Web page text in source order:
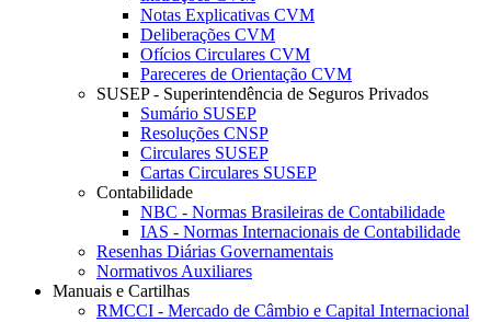
Notas Explicativas CVM
Deliberações CVM
Ofícios Circulares CVM
Pareceres de Orientação CVM
SUSEP - Superintendência de Seguros Privados
Sumário SUSEP
Resoluções CNSP
Circulares SUSEP
Cartas Circulares SUSEP
Contabilidade
NBC - Normas Brasileiras de Contabilidade
IAS - Normas Internacionais de Contabilidade
Resenhas Diárias Governamentais
Normativos Auxiliares
Manuais e Cartilhas
RMCCI - Mercado de Câmbio e Capital Internacional